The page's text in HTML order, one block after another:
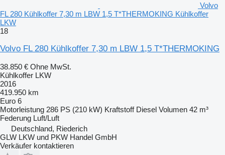
Volvo
FL 280 Kühlkoffer 7,30 m LBW 1,5 T*THERMOKING Kühlkoffer
LKW
18
Volvo FL 280 Kühlkoffer 7,30 m LBW 1,5 T*THERMOKING
38.850 € Ohne MwSt.
Kühlkoffer LKW
2016
419.950 km
Euro 6
Motorleistung 286 PS (210 kW) Kraftstoff Diesel Volumen 42 m³
Federung Luft/Luft
Deutschland, Riederich
GLW LKW und PKW Handel GmbH
Verkäufer kontaktieren